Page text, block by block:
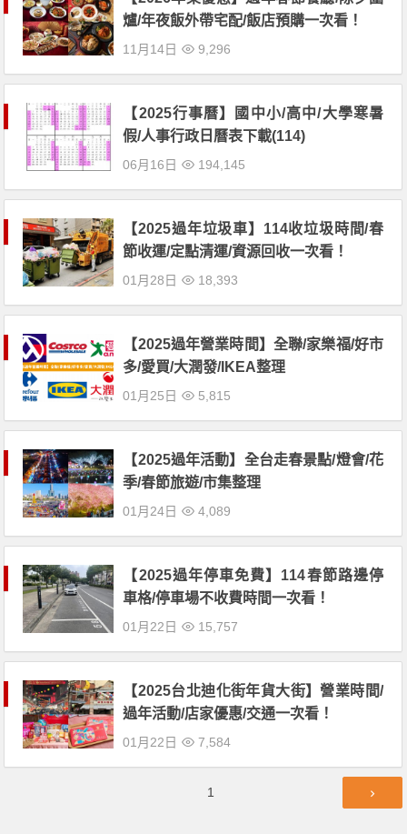
爐/年夜飯外帶宅配/飯店預購一次看！
11月14日 9,296
【2025行事曆】國中小/高中/大學寒暑
假/人事行政日曆表下載(114)
06月16日 194,145
【2025過年垃圾車】114收垃圾時間/春
節收運/定點清運/資源回收一次看！
01月28日 18,393
【2025過年營業時間】全聯/家樂福/好市
多/愛買/大潤發/IKEA整理
01月25日 5,815
【2025過年活動】全台走春景點/燈會/花
季/春節旅遊/市集整理
01月24日 4,089
【2025過年停車免費】114春節路邊停
車格/停車場不收費時間一次看！
01月22日 15,757
【2025台北迪化街年貨大街】營業時間/
過年活動/店家優惠/交通一次看！
01月22日 7,584
1